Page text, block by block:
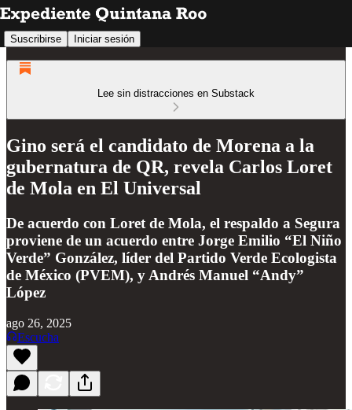
Suscribirse Iniciar sesión
Lee sin distracciones en Substack
Gino será el candidato de Morena a la
gubernatura de QR, revela Carlos Loret
de Mola en El Universal
De acuerdo con Loret de Mola, el respaldo a Segura
proviene de un acuerdo entre Jorge Emilio “El Niño
Verde” González, líder del Partido Verde Ecologista
de México (PVEM), y Andrés Manuel “Andy”
López
ago 26, 2025
Escucha